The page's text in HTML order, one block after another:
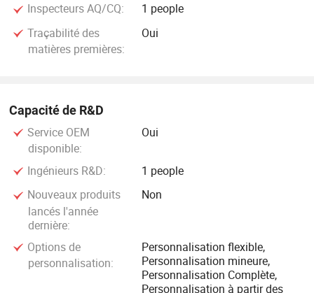
Inspecteurs AQ/CQ:
1 people
Traçabilité des
matières premières:
Oui
Capacité de R&D
Service OEM
disponible:
Oui
Ingénieurs R&D:
1 people
Nouveaux produits
lancés l'année
dernière:
Non
Options de
personnalisation:
Personnalisation flexible,
Personnalisation mineure,
Personnalisation Complète,
Personnalisation à partir des